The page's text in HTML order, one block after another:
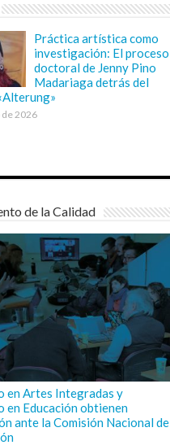
Práctica artística como
investigación: El proceso
doctoral de Jenny Pino
Madariaga detrás del
2026
de la Calidad
en Artes Integradas y
en Educación obtienen
ante la Comisión Nacional de